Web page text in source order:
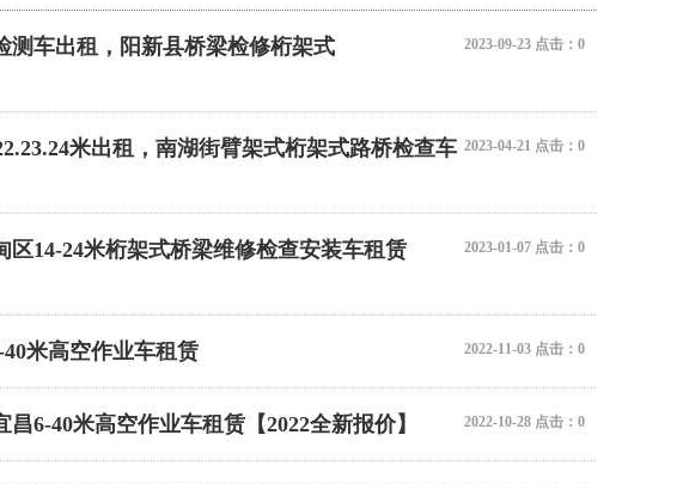
22米桁架式桥梁检测车…
2023-09-23 点击：0
测车出租，阳新县桥梁检修桁架式
2023-04-21 点击：0
米出租，南湖街臂架式桁架式路桥检查车
2023-01-07 点击：0
14-24米桁架式桥梁维修检查安装车租赁
2022-11-03 点击：0
米高空作业车租赁
2022-10-28 点击：0
6-40米高空作业车租赁【2022全新报价】